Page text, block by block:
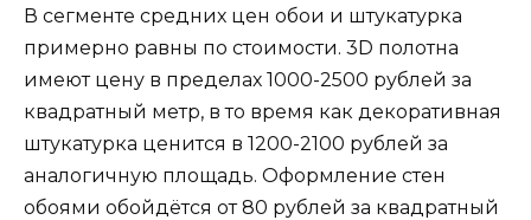
В сегменте средних цен обои и штукатурка
примерно равны по стоимости. 3D полотна
имеют цену в пределах 1000-2500 рублей за
квадратный метр, в то время как декоративная
штукатурка ценится в 1200-2100 рублей за
аналогичную площадь. Оформление стен
обоями обойдётся от 80 рублей за квадратный